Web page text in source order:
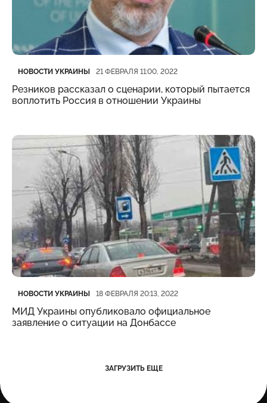
Категория
НОВОСТИ УКРАИНЫ
Дата публикации 21 ФЕВРАЛЯ 11:00, 2022
Резников рассказал о сценарии, который пытается
воплотить Россия в отношении Украины
Категория
НОВОСТИ УКРАИНЫ
Дата публикации 18 ФЕВРАЛЯ 20:13, 2022
МИД Украины опубликовало официальное
заявление о ситуации на Донбассе
ЗАГРУЗИТЬ ЕЩЕ